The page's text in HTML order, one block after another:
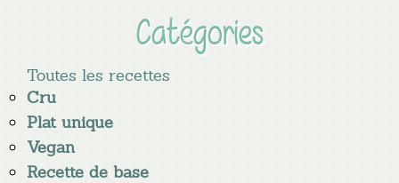
Catégories
Toutes les recettes
Cru
Plat unique
Vegan
Recette de base